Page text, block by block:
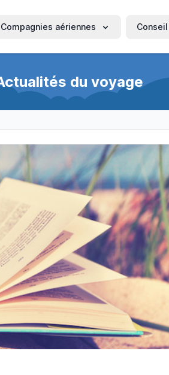
Compagnies aériennes
du voyage